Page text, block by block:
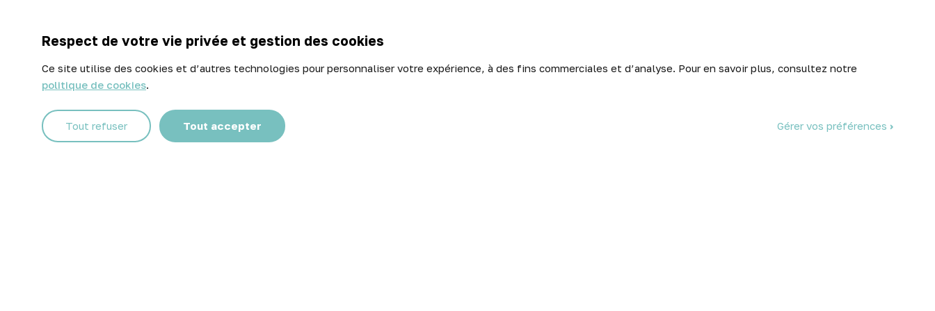
Respect de votre vie privée et gestion des cookies
Ce site utilise des cookies et d’autres technologies pour personnaliser votre expérience, à des fins commerciales et d’analyse. Pour en savoir plus, consultez notre
politique de cookies.
Tout accepter
Tout refuser Gérer vos préférences
Facebook
Abonnez-vous